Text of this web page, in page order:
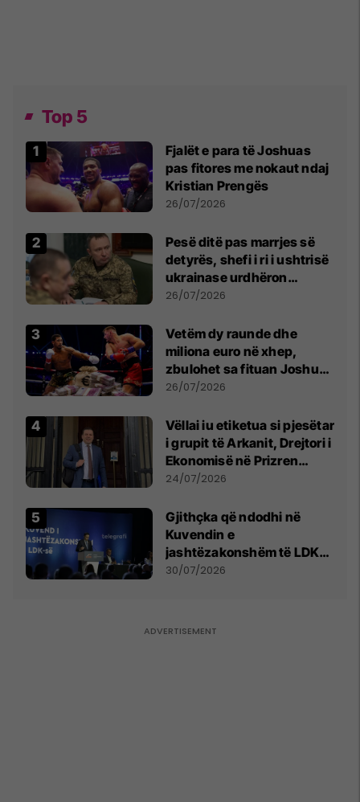
Top 5
Fjalët e para të Joshuas
pas fitores me nokaut ndaj
Kristian Prengës
26/07/2026
Pesë ditë pas marrjes së
detyrës, shefi i ri i ushtrisë
ukrainase urdhëron
kontroll të madh
26/07/2026
Vetëm dy raunde dhe
miliona euro në xhep,
zbulohet sa fituan Joshua
e Prenga
26/07/2026
Vëllai iu etiketua si pjesëtar
i grupit të Arkanit, Drejtori i
Ekonomisë në Prizren
mohon pretendimet
24/07/2026
Gjithçka që ndodhi në
Kuvendin e
jashtëzakonshëm të LDK-
së
30/07/2026